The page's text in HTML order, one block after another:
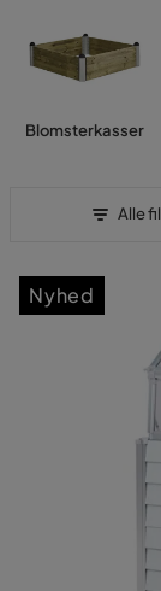
Blomsterkasser
Alle
Nyhed